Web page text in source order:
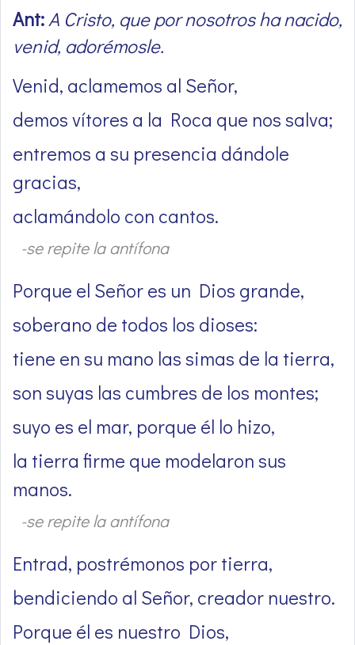
Ant:A Cristo, que por nosotros ha nacido,
venid, adorémosle.
Venid, aclamemos al Señor,
demos vítores a la Roca que nos salva;
entremos a su presencia dándole
gracias,
aclamándolo con cantos.
-se repite la antífona
Porque el Señor es un Dios grande,
soberano de todos los dioses:
tiene en su mano las simas de la tierra,
son suyas las cumbres de los montes;
suyo es el mar, porque él lo hizo,
la tierra firme que modelaron sus
manos.
-se repite la antífona
Entrad, postrémonos por tierra,
bendiciendo al Señor, creador nuestro.
Porque él es nuestro Dios,